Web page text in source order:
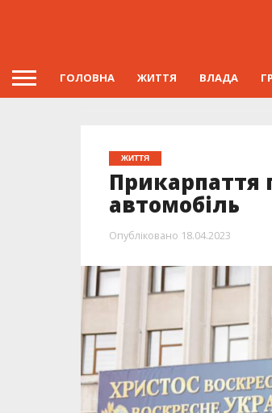
ГОЛОВНА ЖИТТЯ ВЛАДА
ЖИТТЯ
Прикарпаття
автомобіль
Опубліковано 18.04.2023